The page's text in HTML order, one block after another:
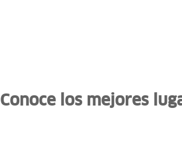
Conoce los mejores